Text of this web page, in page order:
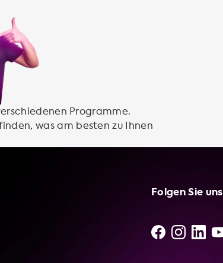
Programme.
was am besten zu Ihnen
Folgen Sie uns